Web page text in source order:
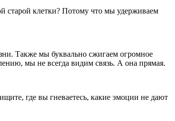
старой клетки? Потому что мы удерживаем
Также мы буквально сжигаем огромное
мы не всегда видим связь. А она прямая.
где вы гневаетесь, какие эмоции не дают